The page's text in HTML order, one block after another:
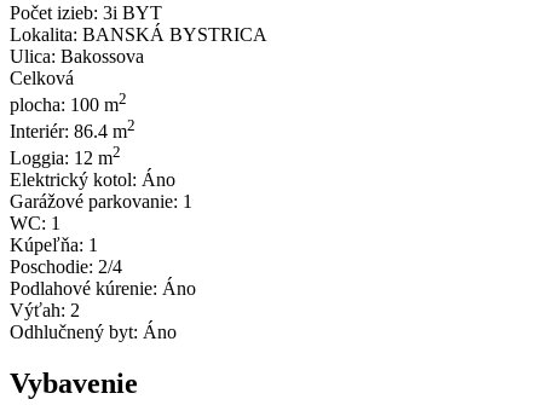
Počet izieb: 3i BYT
Lokalita: BANSKÁ BYSTRICA
Ulica: Bakossova
Celková
plocha: 100 m2
Interiér: 86.4 m2
Loggia: 12 m2
Elektrický kotol: Áno
Garážové parkovanie: 1
WC: 1
Kúpeľňa: 1
Poschodie: 2/4
Podlahové kúrenie: Áno
Výťah: 2
Odhlučnený byt: Áno
Vybavenie